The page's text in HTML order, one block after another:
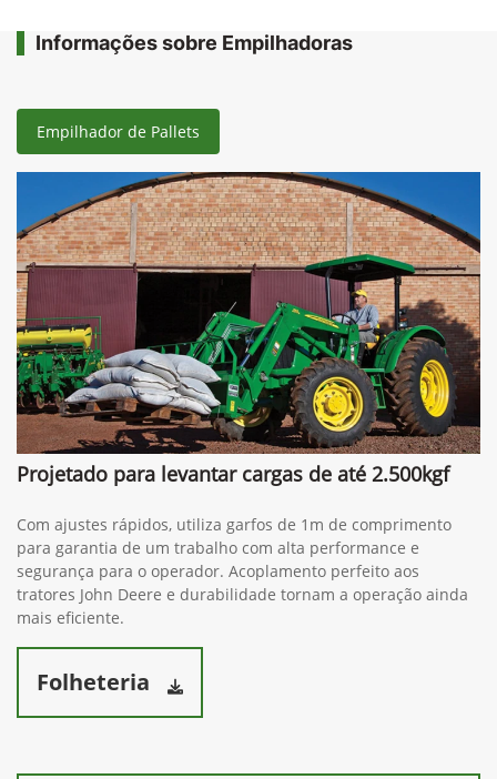
Informações sobre Empilhadoras
Empilhador de Pallets
Projetado para levantar cargas de até 2.500kgf
Com ajustes rápidos, utiliza garfos de 1m de comprimento
para garantia de um trabalho com alta performance e
segurança para o operador. Acoplamento perfeito aos
tratores John Deere e durabilidade tornam a operação ainda
mais eficiente.
Folheteria